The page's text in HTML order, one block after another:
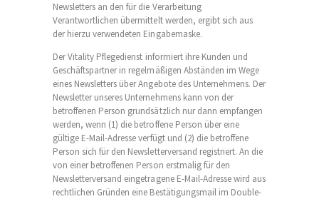
Newsletters an den für die Verarbeitung
Verantwortlichen übermittelt werden, ergibt sich aus
der hierzu verwendeten Eingabemaske.
Der Vitality Pflegedienst informiert ihre Kunden und
Geschäftspartner in regelmäßigen Abständen im Wege
eines Newsletters über Angebote des Unternehmens. Der
Newsletter unseres Unternehmens kann von der
betroffenen Person grundsätzlich nur dann empfangen
werden, wenn (1) die betroffene Person über eine
gültige E-Mail-Adresse verfügt und (2) die betroffene
Person sich für den Newsletterversand registriert. An die
von einer betroffenen Person erstmalig für den
Newsletterversand eingetragene E-Mail-Adresse wird aus
rechtlichen Gründen eine Bestätigungsmail im Double-